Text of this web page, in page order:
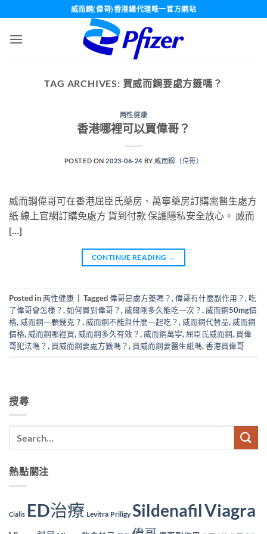
content
威而鋼(偉哥)香港總代理唯一官方網站
TAG ARCHIVES: 買威而鋼要處方籤嗎？
两性健康
香港哪裡可以買偉哥？
POSTED ON2023-06-24 BY 威而鋼（偉哥）
威而鋼偉哥可在香港屈臣氏藥房、萬寧藥房訂購需醫生處方
紙 線上官網訂購免處方 貨到付款 保護隱私安全放心。 威而
[…]
CONTINUE READING →
Posted in两性健康 Tagged偉哥是處方藥嗎？,偉哥有什麼副作用？, 吃
了偉哥會怎樣？,如何買到偉哥？, 威爾剛多久能吃一次？, 威而鋼50mg價
格, 威而鋼一顆幾克？, 威而鋼不能與什麼一起吃？, 威而鋼代替品, 威而鋼
價格, 威而鋼哪裡買, 威而鋼多久有效？, 威而鋼萬寧, 屈臣氏威而鋼, 買偉
哥犯法嗎？, 買威而鋼要處方籤嗎？, 買威而鋼要醫生紙嗎,香港買偉哥
搜尋
熱點關注
Cialis ED治療 Levitra Priligy SildenafilViagra